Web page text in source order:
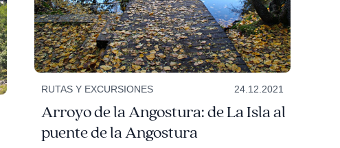
RUTAS Y EXCURSIONES 24.12.2021
Arroyo de la Angostura: de La Isla al
puente de la Angostura